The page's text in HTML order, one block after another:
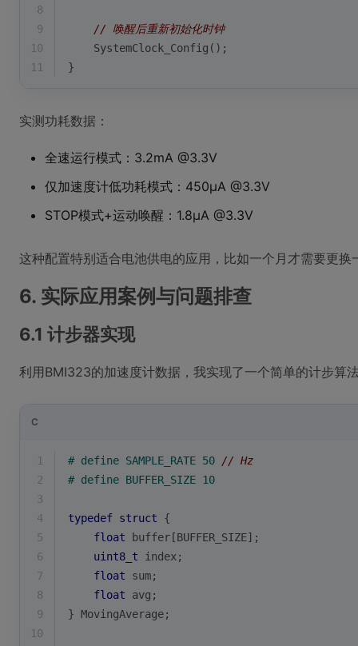
8
9
// 唤醒后重新初始化时钟
10
    SystemClock_Config();
11
}
实测功耗数据：
全速运行模式：3.2mA @3.3V
仅加速度计低功耗模式：450μA @3.3V
STOP模式+运动唤醒：1.8μA @3.3V
这种配置特别适合电池供电的应用，比如一个月才需要更
6. 实际应用案例与问题排查
6.1 计步器实现
利用BMI323的加速度计数据，我实现了一个简单的计步算
C
1 # define SAMPLE_RATE 50 // Hz
2
# define BUFFER_SIZE 10
3
4
typedef struct {
5
float buffer[BUFFER_SIZE];
6
uint8_t index;
7
float sum;
8
float avg;
9
} MovingAverage;
10